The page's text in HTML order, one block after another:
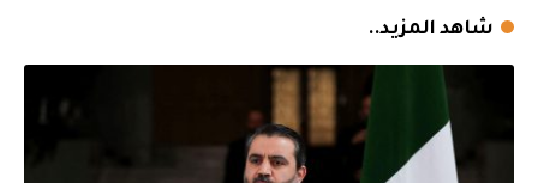
شاهد المزيد..